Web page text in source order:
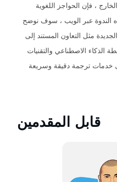
، فإن الحواجز اللغوية
عبر الويب ، سوف نوضح
مثل التعاون المستند إلى
الذكاء الاصطناعي والتقنيات
خدمات ترجمة دقيقة وسريعة
قابل المقدمين